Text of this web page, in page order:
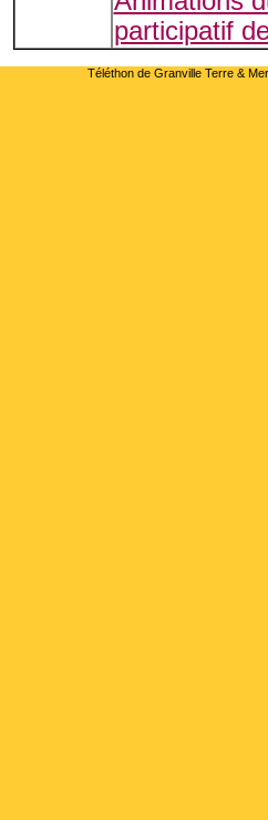
participatif
Téléthon de Granville Terre &